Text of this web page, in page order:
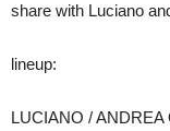
share with Luciano
lineup:
LUCIANO /